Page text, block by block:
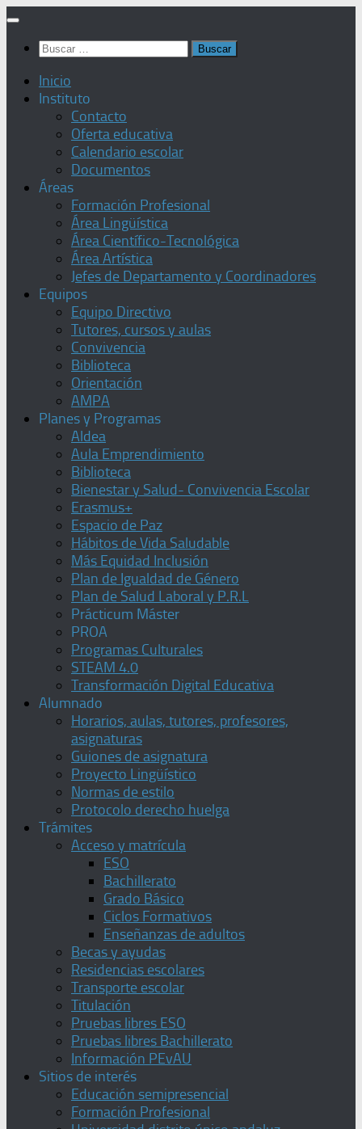
Saltar
contenido
Buscar:
Inicio
Instituto
Contacto
Oferta educativa
Calendario escolar
Documentos
Áreas
Formación Profesional
Área Lingüística
Área Científico-Tecnológica
Área Artística
Jefes de Departamento y Coordinadores
Equipos
Equipo Directivo
Tutores, cursos y aulas
Convivencia
Biblioteca
Orientación
AMPA
Planes y Programas
Aldea
Aula Emprendimiento
Biblioteca
Bienestar y Salud- Convivencia Escolar
Erasmus+
Espacio de Paz
Hábitos de Vida Saludable
Más Equidad Inclusión
Plan de Igualdad de Género
Plan de Salud Laboral y P.R.L
Prácticum Máster
PROA
Programas Culturales
STEAM 4.0
Transformación Digital Educativa
Alumnado
Horarios, aulas, tutores, profesores,
asignaturas
Guiones de asignatura
Proyecto Lingüístico
Normas de estilo
Protocolo derecho huelga
Trámites
Acceso y matrícula
ESO
Bachillerato
Grado Básico
Ciclos Formativos
Enseñanzas de adultos
Becas y ayudas
Residencias escolares
Transporte escolar
Titulación
Pruebas libres ESO
Pruebas libres Bachillerato
Información PEvAU
Sitios de interés
Educación semipresencial
Formación Profesional